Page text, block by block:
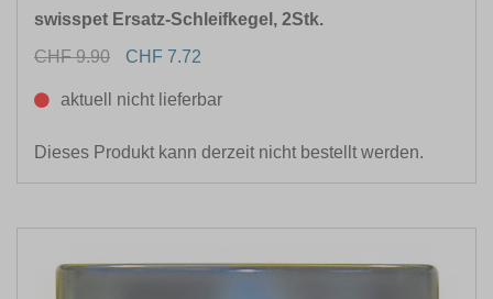
swisspet Ersatz-Schleifkegel, 2Stk.
CHF 9.90
CHF 7.72
aktuell nicht lieferbar
Dieses Produkt kann derzeit nicht bestellt werden.